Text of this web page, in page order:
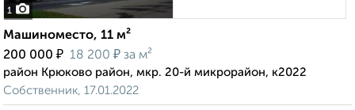
1
Машиноместо, 11 м²
200 000 ₽ 18 200 ₽ за м²
район Крюково район, мкр. 20-й микрорайон, к2022
Собственник, 17.01.2022